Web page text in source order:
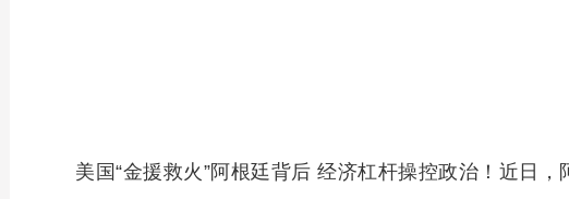
美国“金援救火”阿根廷背后 经济杠杆操控政治！近日